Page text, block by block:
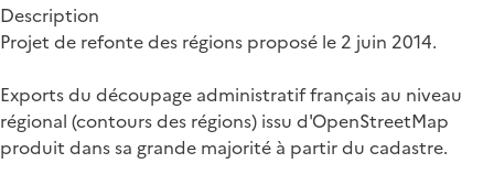
Description
Projet de refonte des régions proposé le 2 juin 2014.
Exports du découpage administratif français au niveau
régional (contours des régions) issu d'OpenStreetMap
produit dans sa grande majorité à partir du cadastre.